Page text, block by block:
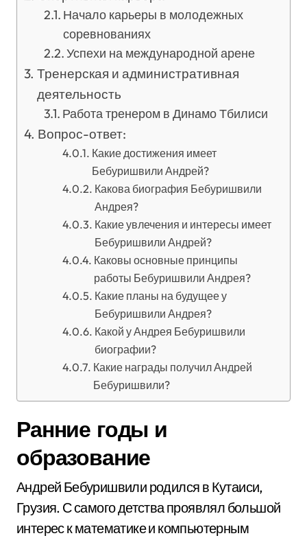
Начало карьеры в молодежных
соревнованиях
Успехи на международной арене
Тренерская и административная
деятельность
Работа тренером в Динамо Тбилиси
Вопрос-ответ:
Какие достижения имеет
Бебуришвили Андрей?
Какова биография Бебуришвили
Андрея?
Какие увлечения и интересы имеет
Бебуришвили Андрей?
Каковы основные принципы
работы Бебуришвили Андрея?
Какие планы на будущее у
Бебуришвили Андрея?
Какой у Андрея Бебуришвили
биографии?
Какие награды получил Андрей
Бебуришвили?
Ранние годы и
образование
Андрей Бебуришвили родился в Кутаиси,
Грузия. С самого детства проявлял большой
интерес к математике и компьютерным